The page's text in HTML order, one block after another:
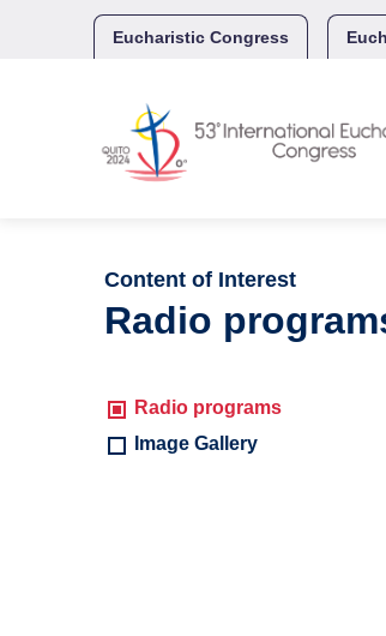
Eucharistic Congress
Content of Interest
Radio
Radio programs
Image Gallery